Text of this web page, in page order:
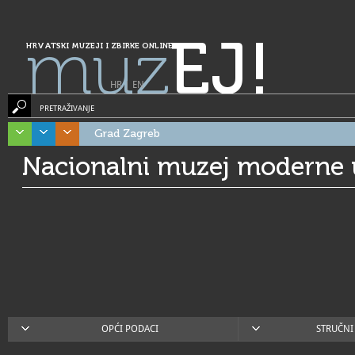
HRVATSKI MUZEJI I ZBIRKE ONLINE
muzEJ!
HR| EN
PRETRAŽIVANJE
Grad Zagreb
Nacionalni muzej
OPĆI PODACI